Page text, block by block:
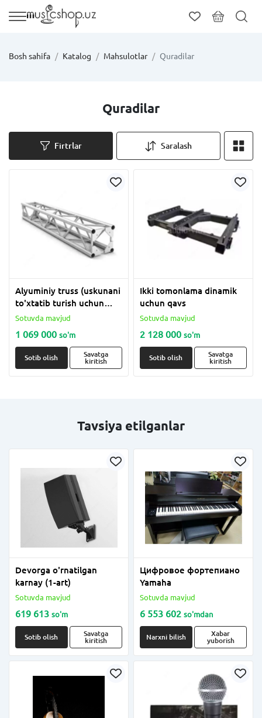
Bosh sahifa Katalog Mahsulotlar Quradilar
Quradilar
Firtrlar Saralash
Alyuminiy truss (uskunani
to'xtatib turish uchun
tuzilma)
Sotuvda mavjud
1 069 000 so'm
Sotib olish
Savatga
kiritish
Ikki tomonlama dinamik
uchun qavs
Sotuvda mavjud
2 128 000 so'm
Sotib olish
Savatga
kiritish
Tavsiya etilganlar
Devorga o'rnatilgan
karnay (1-art)
Sotuvda mavjud
619 613 so'm
Sotib olish
Savatga
kiritish
Цифровое фортепиано
Yamaha
Sotuvda mavjud
6 553 602 so'mdan
Narxni bilish
Xabar
yuborish